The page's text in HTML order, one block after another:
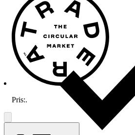
Pris:.